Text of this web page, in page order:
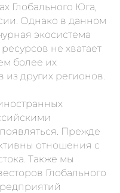
Глобального Юга,
Однако в данном
экосистема
не хватает
более их
из других регионов.
Прежде
отношения с
Также мы
Глобального